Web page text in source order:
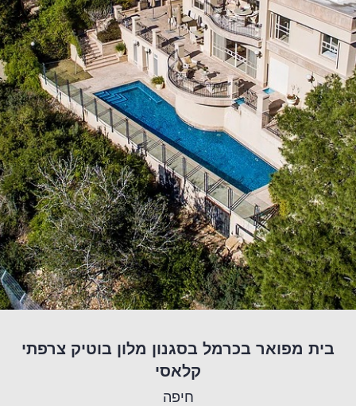
בית מפואר בכרמל בסגנון מלון בוטיק צרפתי
קלאסי
חיפה